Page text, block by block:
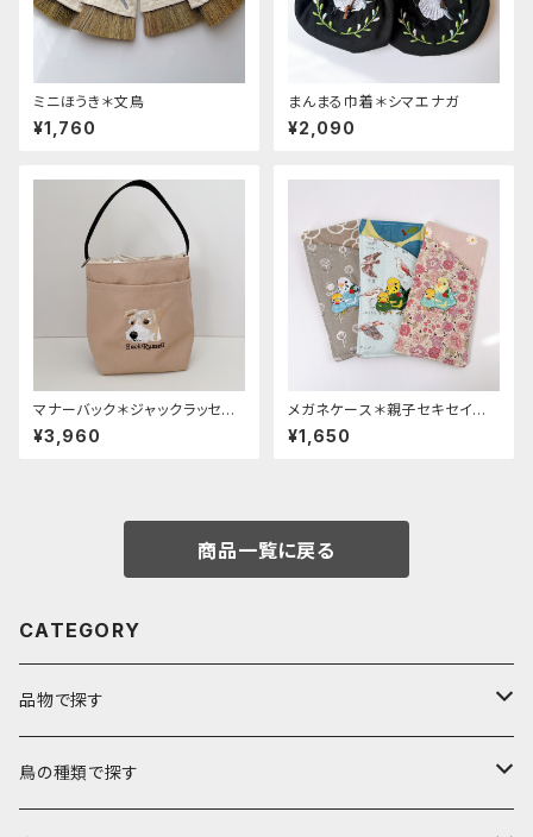
ミニほうき＊文鳥
¥1,760
まんまる巾着＊シマエナガ
¥2,090
マナーバック＊ジャックラッセル
テリア
¥3,960
メガネケース＊親子セキセイイ
ンコ
¥1,650
商品一覧に戻る
CATEGORY
品物で探す
バック
鳥の種類で探す